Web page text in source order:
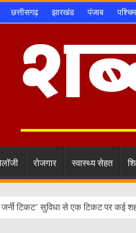
छत्तीसगढ़ झारखंड पंजाब
रोजगार स्वास्थ्य सेहत